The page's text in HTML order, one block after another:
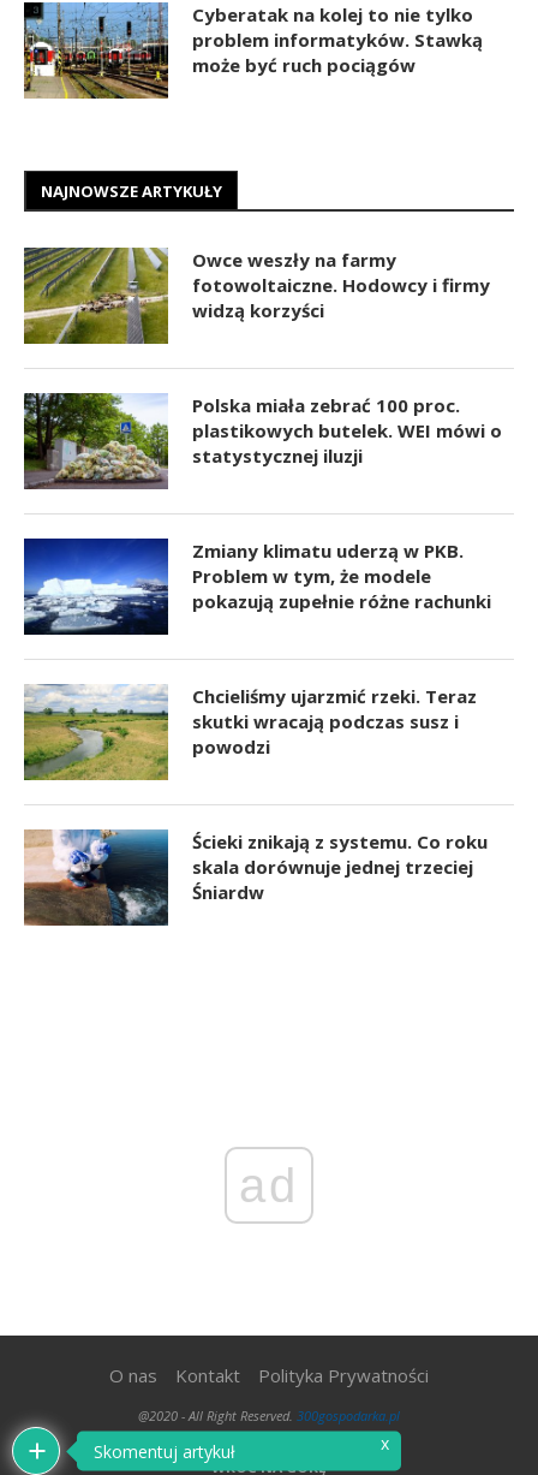
Cyberatak na kolej to nie tylko
problem informatyków. Stawką
może być ruch pociągów
NAJNOWSZE ARTYKUŁY
Owce weszły na farmy
fotowoltaiczne. Hodowcy i firmy
widzą korzyści
Polska miała zebrać 100 proc.
plastikowych butelek. WEI mówi o
statystycznej iluzji
Zmiany klimatu uderzą w PKB.
Problem w tym, że modele
pokazują zupełnie różne rachunki
Chcieliśmy ujarzmić rzeki. Teraz
skutki wracają podczas susz i
powodzi
Ścieki znikają z systemu. Co roku
skala dorównuje jednej trzeciej
Śniardw
ad
O nas Kontakt Polityka Prywatności
@2020 - All Right Reserved. 300gospodarka.pl
WRÓĆ NA GÓRĘ
Skomentuj artykuł x